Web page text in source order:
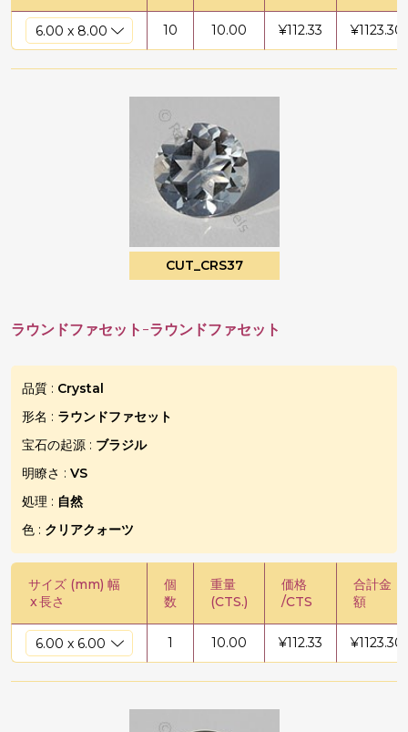
10 10.00 ¥112.33 ¥1123.30
CUT_CRS37
ラウンドファセット-ラウンドファセット
品質 : Crystal
形名 : ラウンドファセット
宝石の起源 : ブラジル
明瞭さ : VS
処理 : 自然
色 : クリアクォーツ
サイズ (mm) 幅
x長さ
個
数
重量
(CTS.)
価格
/CTS
合計金
額
1 10.00 ¥112.33 ¥1123.30